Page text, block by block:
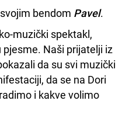
bendom Pavel.
muzički spektakl,
Naši prijatelji iz
da su svi muzički
da se na Dori
i kakve volimo